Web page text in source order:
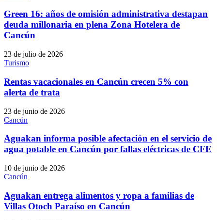
Green 16: años de omisión administrativa destapan
deuda millonaria en plena Zona Hotelera de
Cancún
23 de julio de 2026
Turismo
Rentas vacacionales en Cancún crecen 5% con
alerta de trata
23 de junio de 2026
Cancún
Aguakan informa posible afectación en el servicio de
agua potable en Cancún por fallas eléctricas de CFE
10 de junio de 2026
Cancún
Aguakan entrega alimentos y ropa a familias de
Villas Otoch Paraíso en Cancún